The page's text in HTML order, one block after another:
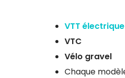
VTT électrique
VTC
Vélo gravel
Chaque